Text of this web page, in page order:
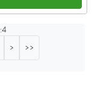
4
>
>>